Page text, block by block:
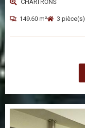
CHARTRONS
149.60 m² 3 pièce(s)